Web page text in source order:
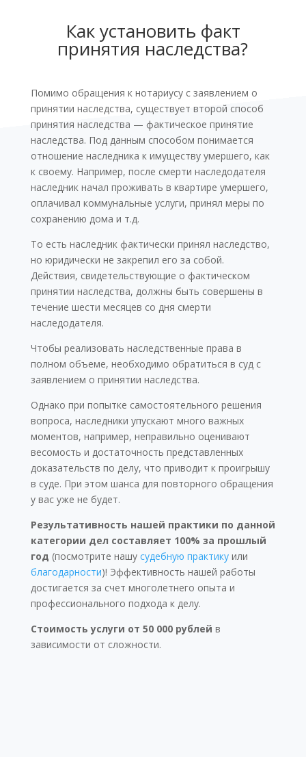
Как установить факт
принятия наследства?
Помимо обращения к нотариусу с заявлением о
принятии наследства, существует второй способ
принятия наследства — фактическое принятие
наследства. Под данным способом понимается
отношение наследника к имуществу умершего, как
к своему. Например, после смерти наследодателя
наследник начал проживать в квартире умершего,
оплачивал коммунальные услуги, принял меры по
сохранению дома и т.д.
То есть наследник фактически принял наследство,
но юридически не закрепил его за собой.
Действия, свидетельствующие о фактическом
принятии наследства, должны быть совершены в
течение шести месяцев со дня смерти
наследодателя.
Чтобы реализовать наследственные права в
полном объеме, необходимо обратиться в суд с
заявлением о принятии наследства.
Однако при попытке самостоятельного решения
вопроса, наследники упускают много важных
моментов, например, неправильно оценивают
весомость и достаточность представленных
доказательств по делу, что приводит к проигрышу
в суде. При этом шанса для повторного обращения
у вас уже не будет.
Результативность нашей практики по данной
категории дел составляет 100% за прошлый
год (посмотрите нашу судебную практикуили
благодарности)! Эффективность нашей работы
достигается за счет многолетнего опыта и
профессионального подхода к делу.
Стоимость услуги от 50 000 рублей в
зависимости от сложности.